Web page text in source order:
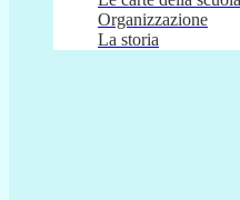
Organizzazione
La storia